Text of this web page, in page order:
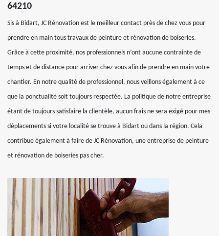
64210
Sis à Bidart, JC Rénovation est le meilleur contact près de chez vous pour
prendre en main tous travaux de peinture et rénovation de boiseries.
Grâce à cette proximité, nos professionnels n’ont aucune contrainte de
temps et de distance pour arriver chez vous afin de prendre en main votre
chantier. En notre qualité de professionnel, nous veillons également à ce
que la ponctualité soit toujours respectée. La politique de notre entreprise
étant de toujours satisfaire la clientèle, aucun frais ne sera exigé pour mes
déplacements si votre localité se trouve à Bidart ou dans la région. Cela
contribue également à faire de JC Rénovation, une entreprise de peinture
et rénovation de boiseries pas cher.